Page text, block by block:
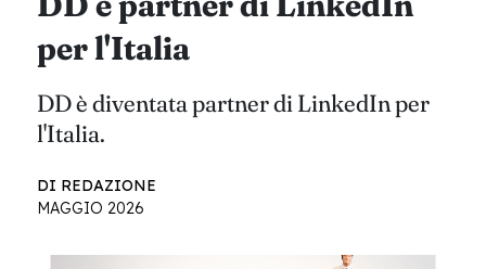
per l'Italia
DD è diventata partner di LinkedIn per
l'Italia.
DI REDAZIONE
MAGGIO 2026